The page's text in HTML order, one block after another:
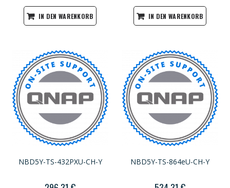
IN DEN WARENKORB IN DEN WARENKORB
NBD5Y-TS-432PXU-CH-Y NBD5Y-TS-864eU-CH-Y